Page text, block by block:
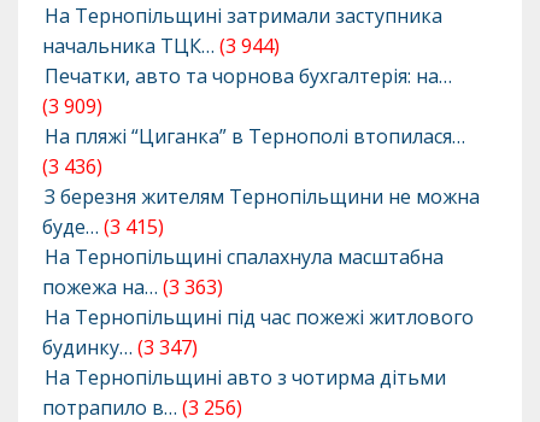
На Тернопільщині затримали заступника
начальника ТЦК… (3 944)
Печатки, авто та чорнова бухгалтерія: на…
(3 909)
На пляжі “Циганка” в Тернополі втопилася…
(3 436)
З березня жителям Тернопільщини не можна
буде… (3 415)
На Тернопільщині спалахнула масштабна
пожежа на… (3 363)
На Тернопільщині під час пожежі житлового
будинку… (3 347)
На Тернопільщині авто з чотирма дітьми
потрапило в… (3 256)